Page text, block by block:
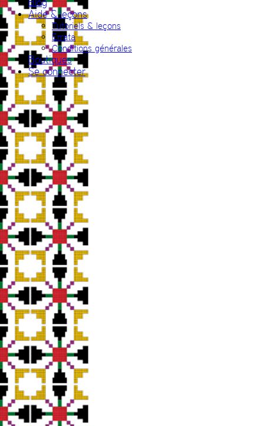
Blog
Aide & leçons
Tutoriels & leçons
Errata
Conditions générales
Boutiques
Se connecter